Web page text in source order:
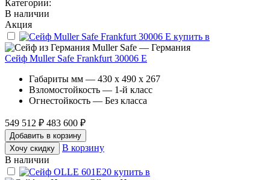
Категории:
В наличии
Акция
Muller Safe — Германия
Сейф Muller Safe Frankfurt 30006 E
Габариты мм — 430 x 490 x 267
Взломостойкость — 1-й класс
Огнестойкость — Без класса
549 512 ₽ 483 600 ₽
Добавить в корзину
Хочу скидку
В корзину
В наличии